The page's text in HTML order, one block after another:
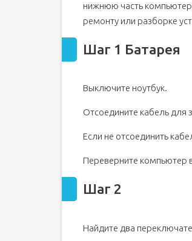
нижнюю часть
ремонту или разборке
Шаг 1 Батарея
Выключите ноутбук.
Отсоедините кабель для
Если не отсоединить
Переверните компьютер
Шаг 2
Найдите два